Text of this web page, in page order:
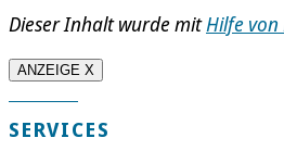
Dieser Inhalt wurde mitHilfe von
ANZEIGE X
SERVICES